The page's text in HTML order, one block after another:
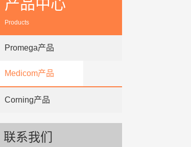
产品中心
Products
Promega产品
Medicom产品
Corning产品
联系我们